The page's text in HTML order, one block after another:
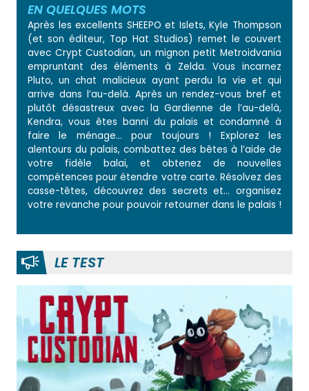
EN QUELQUES MOTS
Après les excellents SHEEPO et Islets, Kyle Thompson
(et son éditeur, Top Hat Studios) remet le couvert
avec Crypt Custodian, un mignon petit Metroidvania
empruntant des éléments à Zelda. Vous incarnez
Pluto, un chat malicieux ayant perdu la vie et qui
arrive dans l’au-delà. Après un rendez-vous bref et
plutôt désastreux avec la Gardienne de l’au-delà,
Kendra, vous êtes banni du palais et condamné à
faire le ménage… pour toujours ! Explorez les
alentours du palais, combattez des bêtes à l’aide de
votre fidèle balai, et obtenez de nouvelles
compétences pour étendre votre carte. Résolvez des
casse-têtes, découvrez des secrets et… organisez
votre revanche pour pouvoir retourner dans le palais !
LE TEST